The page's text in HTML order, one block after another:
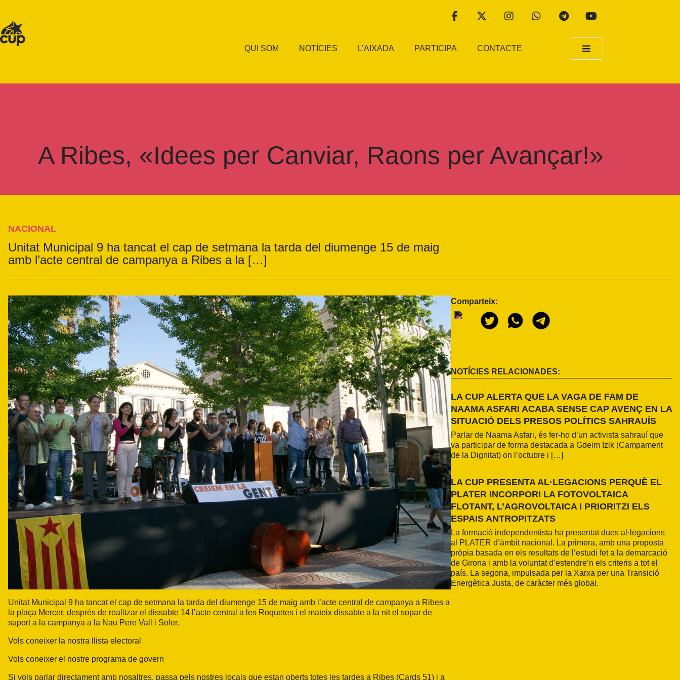
QUI SOM NOTÍCIES L’AIXADA PARTICIPA CONTACTE
A Ribes, «Idees per Canviar, Raons per Avançar!»
NACIONAL
Unitat Municipal 9 ha tancat el cap de setmana la tarda del diumenge 15 de maig
amb l’acte central de campanya a Ribes a la […]
Unitat Municipal 9 ha tancat el cap de setmana la tarda del diumenge 15 de maig amb l’acte central de campanya a Ribes a
la plaça Mercer, després de realitzar el dissabte 14 l’acte central a les Roquetes i el mateix dissabte a la nit el sopar de
suport a la campanya a la Nau Pere Vall i Soler.
Vols coneixer la nostra llista electoral
Vols coneixer el nostre programa de govern
Si vols parlar directament amb nosaltres, passa pels nostres locals que estan oberts totes les tardes a Ribes (Cards 51) i a
Comparteix:
NOTÍCIES RELACIONADES:
LA CUP ALERTA QUE LA VAGA DE FAM DE
NAAMA ASFARI ACABA SENSE CAP AVENÇ EN LA
SITUACIÓ DELS PRESOS POLÍTICS SAHRAUÍS
Parlar de Naama Asfari, és fer-ho d’un activista sahrauí que
va participar de forma destacada a Gdeim Izik (Campament
de la Dignitat) on l’octubre i […]
LA CUP PRESENTA AL·LEGACIONS PERQUÈ EL
PLATER INCORPORI LA FOTOVOLTAICA
FLOTANT, L’AGROVOLTAICA I PRIORITZI ELS
ESPAIS ANTROPITZATS
La formació independentista ha presentat dues al·legacions
al PLATER d’àmbit nacional. La primera, amb una proposta
pròpia basada en els resultats de l’estudi fet a la demarcació
de Girona i amb la voluntat d’estendre’n els criteris a tot el
país. La segona, impulsada per la Xarxa per una Transició
Energètica Justa, de caràcter més global.